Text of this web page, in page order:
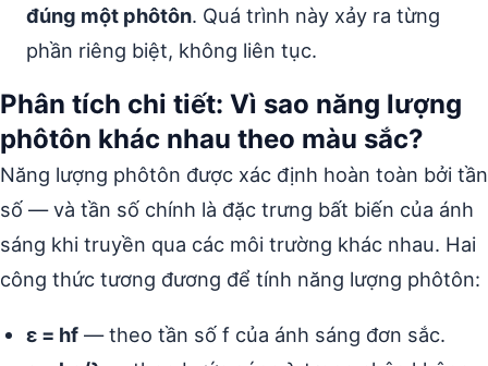
đúng một phôtôn. Quá trình này xảy ra từng
phần riêng biệt, không liên tục.
Phân tích chi tiết: Vì sao năng lượng
phôtôn khác nhau theo màu sắc?
Năng lượng phôtôn được xác định hoàn toàn bởi tần
số — và tần số chính là đặc trưng bất biến của ánh
sáng khi truyền qua các môi trường khác nhau. Hai
công thức tương đương để tính năng lượng phôtôn:
ε = hf — theo tần số f của ánh sáng đơn sắc.